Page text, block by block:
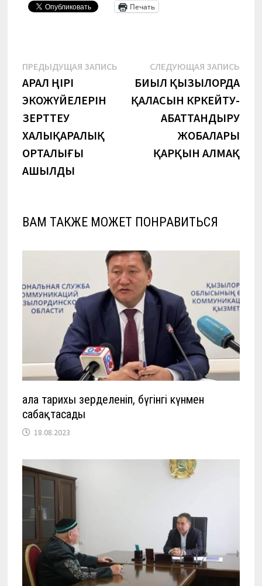
Печать
Навигация
по
записям
ПРЕДЫДУЩАЯ ЗАПИСЬПредыдущая
запись:
АРАЛ ӨҢІРІ
ЭКОЖҮЙЕЛЕРІН
ЗЕРТТЕУ
ХАЛЫҚАРАЛЫҚ
ОРТАЛЫҒЫ
АШЫЛДЫ
СЛЕДУЮЩАЯ ЗАПИСЬ
БИЫЛ ҚЫЗЫЛОРДА
ҚАЛАСЫН КӨРКЕЙТУ-
АБАТТАНДЫРУ
ЖОБАЛАРЫ
ҚАРҚЫН АЛМАҚ
ВАМ ТАКЖЕ МОЖЕТ ПОНРАВИТЬСЯ
Қала тарихы зерделеніп, бүгінгі күнмен
сабақтасады
18.08.2023